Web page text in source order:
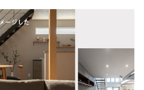
建築実例
ォトギャラリー
販売中の物件
マートセレクト